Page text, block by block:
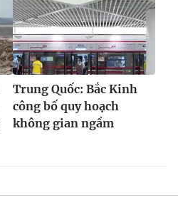
Trung Quốc: Bắc Kinh
công bố quy hoạch
không gian ngầm